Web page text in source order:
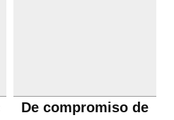
De compromiso de